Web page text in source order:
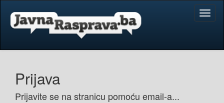
Prijava
Prijavite se na stranicu pomoću email-a...